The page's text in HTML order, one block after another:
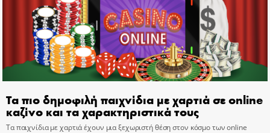
Τα πιο δημοφιλή παιχνίδια με χαρτιά σε online
καζίνο και τα χαρακτηριστικά τους
Τα παιχνίδια με χαρτιά έχουν μια ξεχωριστή θέση στον κόσμο των online